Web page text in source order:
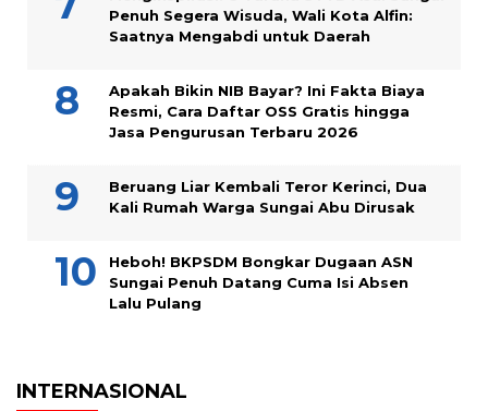
Penuh Segera Wisuda, Wali Kota Alfin:
Saatnya Mengabdi untuk Daerah
Apakah Bikin NIB Bayar? Ini Fakta Biaya
Resmi, Cara Daftar OSS Gratis hingga
Jasa Pengurusan Terbaru 2026
Beruang Liar Kembali Teror Kerinci, Dua
Kali Rumah Warga Sungai Abu Dirusak
Heboh! BKPSDM Bongkar Dugaan ASN
Sungai Penuh Datang Cuma Isi Absen
Lalu Pulang
INTERNASIONAL